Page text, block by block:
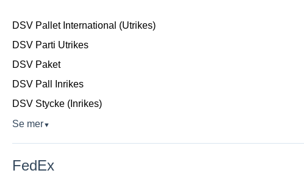
DSV Pallet International (Utrikes)
DSV Parti Utrikes
DSV Paket
DSV Pall Inrikes
DSV Stycke (Inrikes)
Se mer▼
FedEx